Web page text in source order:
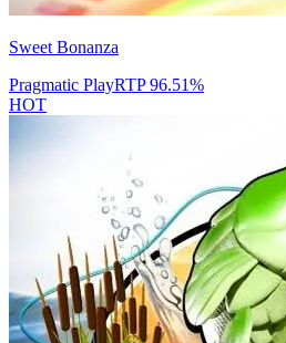
Sweet Bonanza
Pragmatic PlayRTP96.51%
HOT